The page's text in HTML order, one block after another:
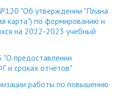
"Об утверждении "Плана
по формированию и
на 2022-2023 учебный
предоставлении
и сроках отчетов"
работы по повышению